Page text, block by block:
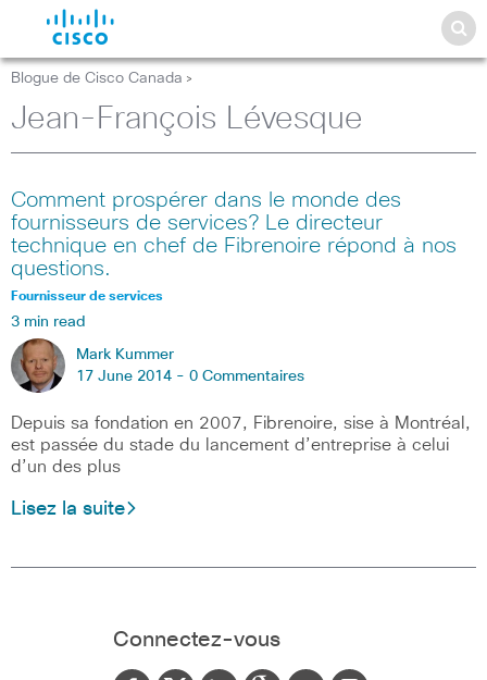
Blogue de Cisco Canada >
Jean-François Lévesque
Comment prospérer dans le monde des
fournisseurs de services? Le directeur
technique en chef de Fibrenoire répond à nos
questions.
Fournisseur de services
3 min read
Mark Kummer
17 June 2014 - 0 Commentaires
Depuis sa fondation en 2007, Fibrenoire, sise à Montréal,
est passée du stade du lancement d’entreprise à celui
d’un des plus
Lisez la suite
Connectez-vous